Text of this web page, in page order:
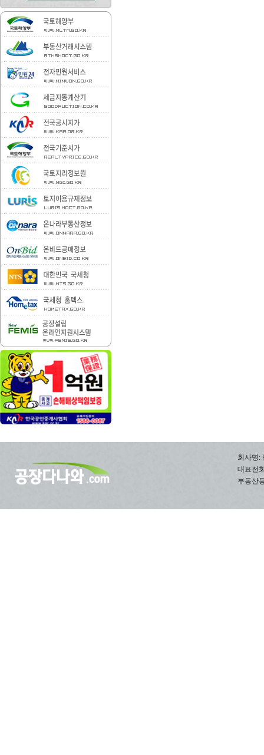
회사명:
대표전
부동산